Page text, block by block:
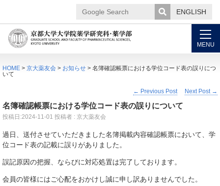
Google
ENGLISH
MENU
HOME > 京大薬友会 > お知らせ > 名簿確認帳票における学位コード表の誤りにつ
いて
← Previous Post Next Post →
名簿確認帳票における学位コード表の誤りについて
投稿日:2024-11-01 投稿者 : 京大薬友会
過日、送付させていただきました名簿掲載内容確認帳票において、学
位コード表の記載に誤りがありました。
誤記原因の把握、ならびに対応処置は完了しております。
会員の皆様にはご心配をおかけし誠に申し訳ありませんでした。